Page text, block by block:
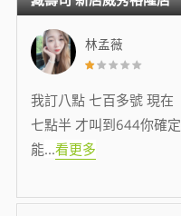
林孟薇
我訂八點 七百多號 現在
七點半 才叫到644你確定
能...看更多